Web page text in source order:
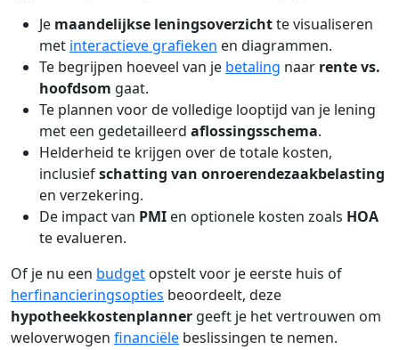
Je maandelijkse leningsoverzichtte visualiseren
met interactieve grafieken en diagrammen.
Te begrijpen hoeveel van je betaling naar rente vs.
hoofdsom gaat.
Te plannen voor de volledige looptijd van je lening
met een gedetailleerd aflossingsschema.
Helderheid te krijgen over de totale kosten,
inclusiefschatting van onroerendezaakbelasting
en verzekering.
De impact van PMI en optionele kosten zoals HOA
te evalueren.
Of je nu een budget opstelt voor je eerste huis of
herfinancieringsopties beoordeelt, deze
hypotheekkostenplanner geeft je het vertrouwen om
weloverwogen financiële beslissingen te nemen.